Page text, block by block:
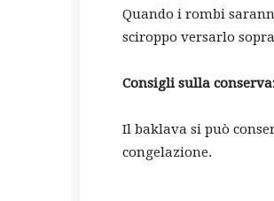
Quando i rombi
sciroppo versarlo
Consigli sulla
Il baklava si può
congelazione.